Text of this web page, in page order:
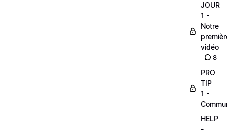
JOUR
1 -
Notre
vidéo
8
PRO
TIP
1 -
HELP
-